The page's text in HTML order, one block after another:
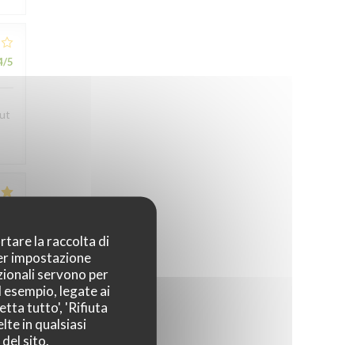
la raccolta di
impostazione
servono per
legate ai
tutto', 'Rifiuta
in qualsiasi
sito.
/5
/5